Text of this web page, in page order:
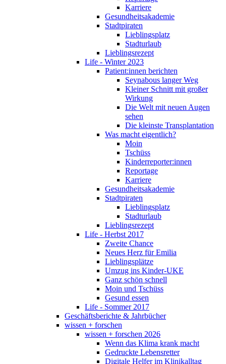
Karriere
Gesundheitsakademie
Stadtpiraten
Lieblingsplatz
Stadturlaub
Lieblingsrezept
Life - Winter 2023
Patient:innen berichten
Seynabous langer Weg
Kleiner Schnitt mit großer
Wirkung
Die Welt mit neuen Augen
sehen
Die kleinste Transplantation
Was macht eigentlich?
Moin
Tschüss
Kinderreporter:innen
Reportage
Karriere
Gesundheitsakademie
Stadtpiraten
Lieblingsplatz
Stadturlaub
Lieblingsrezept
Life - Herbst 2017
Zweite Chance
Neues Herz für Emilia
Lieblingsplätze
Umzug ins Kinder-UKE
Ganz schön schnell
Moin und Tschüss
Gesund essen
Life - Sommer 2017
Geschäftsberichte & Jahrbücher
wissen + forschen
wissen + forschen 2026
Wenn das Klima krank macht
Gedruckte Lebensretter
Digitale Helfer im Klinikalltag